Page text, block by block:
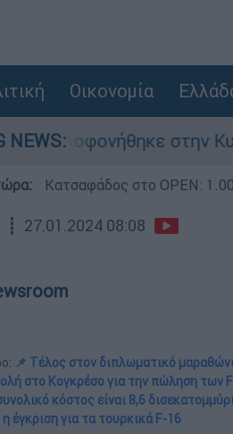
Οικονομία
NEWS: στην Κυψέλη
Κατσαφάδος στο OPEN:
┋ 27.01.2024 08:08
📌 Τέλος στον διπλωματικό
στο Κογκρέσο για την πώληση των
κόστος είναι 8,6
η έγκριση για τα τουρκικά F-16